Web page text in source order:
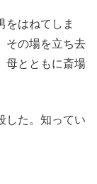
をはねてしま
その場を立ち去
母とともに斎場
した。知ってい